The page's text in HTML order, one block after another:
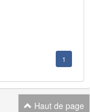
1
Haut de page